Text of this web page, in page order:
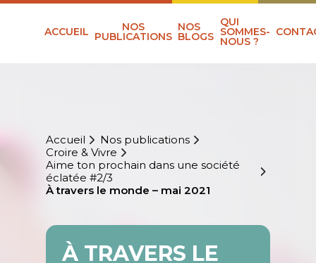
ACCUEIL NOS
PUBLICATIONS
NOS
BLOGS
QUI
SOMMES-
NOUS ?
Accueil
Nos publications
Croire & Vivre
Aime ton prochain dans une société
éclatée #2/3
À travers le monde – mai 2021
À TRAVERS LE